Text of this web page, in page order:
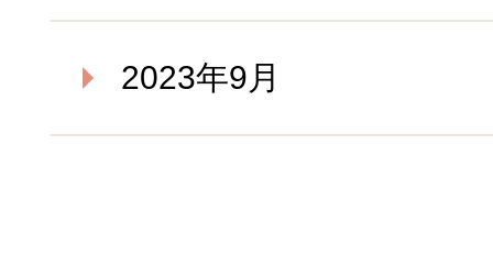
2023年9月